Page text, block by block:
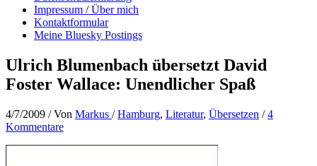
Impressum / Über mich
Kontaktformular
Meine Bluesky Postings
Ulrich Blumenbach übersetzt David
Foster Wallace: Unendlicher Spaß
4/7/2009 / Von Markus /Hamburg, Literatur, Übersetzen /4
Kommentare